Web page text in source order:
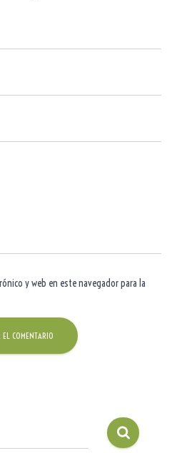
y web en este navegador para la